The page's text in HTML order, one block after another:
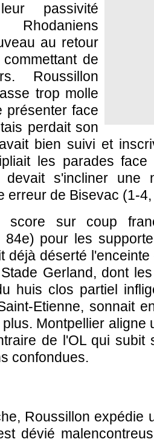
passivité
au retour
de
Roussillon
trop molle
présenter face
perdait son
bien suivi et
les parades
devait s'incliner une
erreur de Bisevac (1-
score sur coup
84e) pour les
déjà déserté
Gerland, dont
huis clos partiel
Etienne, sonnait
Montpellier aligne
de l'OL qui subit
confondues.
Roussillon expédie
dévié